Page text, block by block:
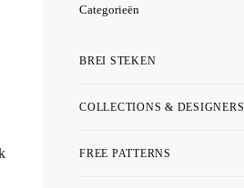
Categorieën
BREI STEKEN
COLLECTIONS & DESIGNERS
FREE PATTERNS